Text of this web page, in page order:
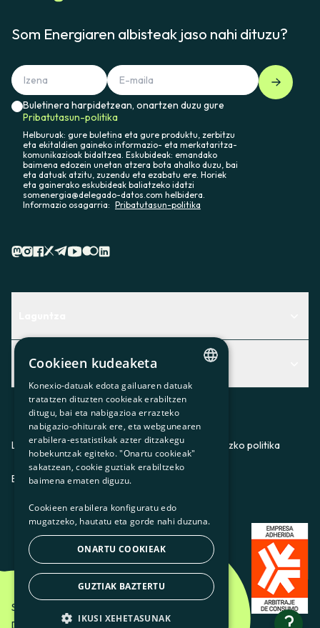
Som Energiaren albisteak jaso nahi dituzu?
Buletinera harpidetzean, onartzen duzu gure
Pribatutasun-politika
Helburuak: gure buletina eta gure produktu, zerbitzu
eta ekitaldien gaineko informazio- eta merkataritza-
komunikazioak bidaltzea. Eskubideak: emandako
baimena edozein unetan atzera bota ahalko duzu, bai
eta datuak atzitu, zuzendu eta ezabatu ere. Horiek
eta gainerako eskubideak baliatzeko idatzi
somenergia@delegado-datos.com helbidera.
Informazio osagarria: Pribatutasun-politika
Centro de Ayuda
Aurkitu zerbitzurik egokiena zuretzat
Contacto
Albisteak
Albisteak
Bazkideen txokoa
Prentsa
Gurekin lan egin
Lege-oharraPribatutasun-politikaCookieei buruzko politika
ES CAGLEU
Som Energia SCCL - 2026
CATALAN
SPANISH
GL
BASQUE
Cookieen kudeaketa
Konexio-datuak edota gailuaren datuak
tratatzen dituzten cookieak erabiltzen
ditugu, bai eta nabigazioa errazteko
nabigazio-ohiturak ere, eta webgunearen
erabilera-estatistikak azter ditzakegu
hobekuntzak egiteko. "Onartu cookieak"
sakatzean, cookie guztiak erabiltzeko
baimena ematen diguzu.
Cookieen erabilera konfiguratu edo
mugatzeko, hautatu eta gorde nahi duzuna.
ONARTU COOKIEAK
GUZTIAK BAZTERTU
IKUSI XEHETASUNAK